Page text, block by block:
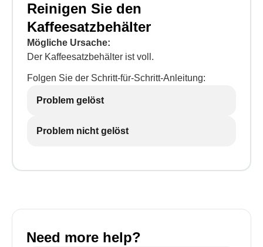
Reinigen Sie den
Kaffeesatzbehälter
Mögliche Ursache:
Der Kaffeesatzbehälter ist voll.
Folgen Sie der Schritt-für-Schritt-Anleitung:
Problem gelöst
Problem nicht gelöst
Need more help?